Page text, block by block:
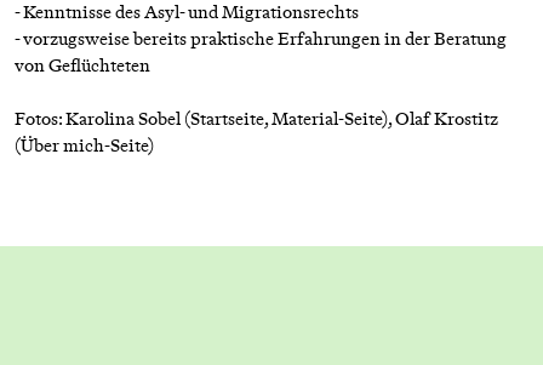
- Kenntnisse des Asyl- und Migrationsrechts
- vorzugsweise bereits praktische Erfahrungen in der Beratung
von Geflüchteten
Fotos: Karolina Sobel (Startseite, Material-Seite), Olaf Krostitz
(Über mich-Seite)